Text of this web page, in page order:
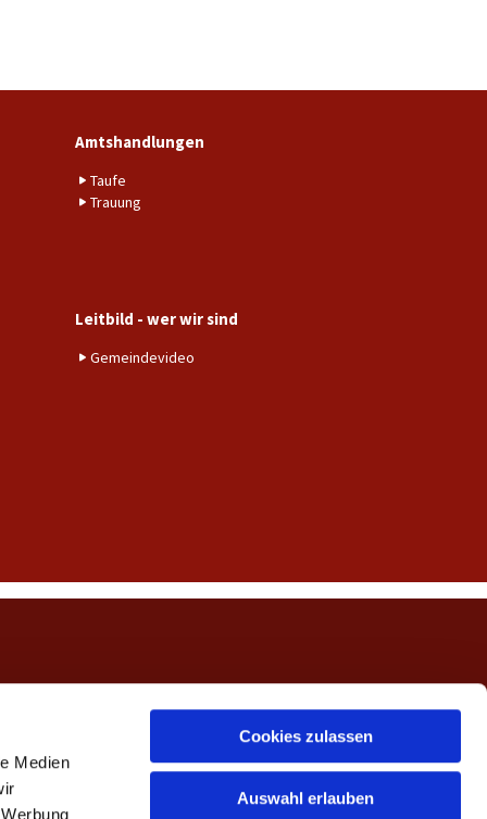
Medien
Cookies zulassen
Auswahl erlauben
Amtshandlungen
Taufe
Trauung
Leitbild - wer wir sind
Gemeindevideo